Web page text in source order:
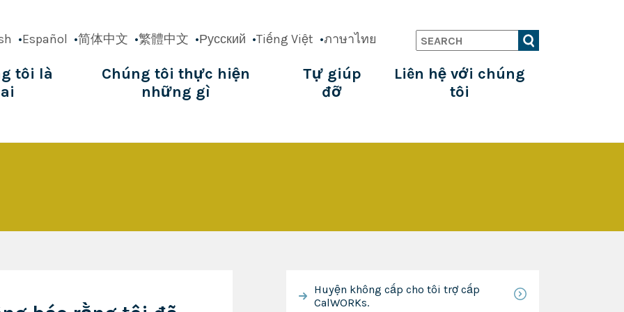
Español 简体中文 繁體中文 Русский Tiếng Việt ภาษาไทย Search
tôi là
ai
Chúng tôi thực hiện
những gì
Tự giúp
đỡ
Liên hệ với chúng
tôi
Huyện không cấp cho tôi trợ cấp
CalWORKs.